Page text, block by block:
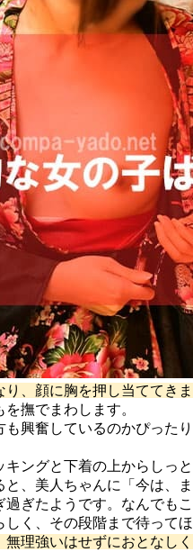
、顔に胸を押し当ててきま
撫でまわします。
興奮しているのかぴったり
ングと下着の上からしっと
、美人ちゃんに「今は、ま
ぎたようです。なんでもこ
く、その段階まで待ってほ
無理強いはせずにおとなしく